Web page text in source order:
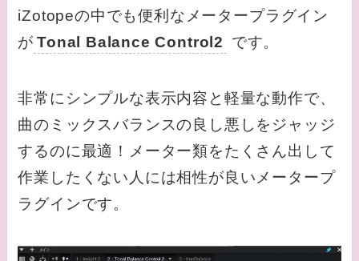
iZotopeの中でも便利なメータープラグイン
が Tonal Balance Control2 です。
非常にシンプルな表示内容と軽量な動作で、
曲のミックスバランスの良し悪しをジャッジ
するのに最適！メーター類をたくさん出して
作業したくない人には相性が良いメータープ
ラグインです。